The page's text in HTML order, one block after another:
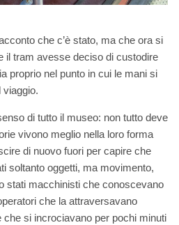
che c’è stato, ma che ora si
il tram avesse deciso di custodire
proprio nel punto in cui le mani si
viaggio.
di tutto il museo: non tutto deve
vivono meglio nella loro forma
di nuovo fuori per capire che
soltanto oggetti, ma movimento,
stati macchinisti che conoscevano
che la attraversavano
che si incrociavano per pochi minuti